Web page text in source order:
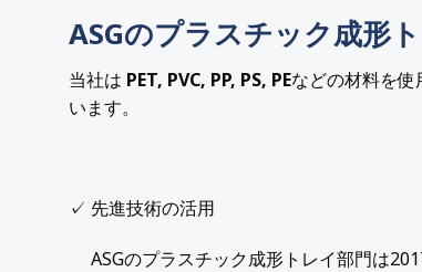
ASGのプラスチック成形
当社は PET, PVC, PP, PS, PEなどの材料を
います。
✓ 先進技術の活用
ASGのプラスチック成形トレイ部門は